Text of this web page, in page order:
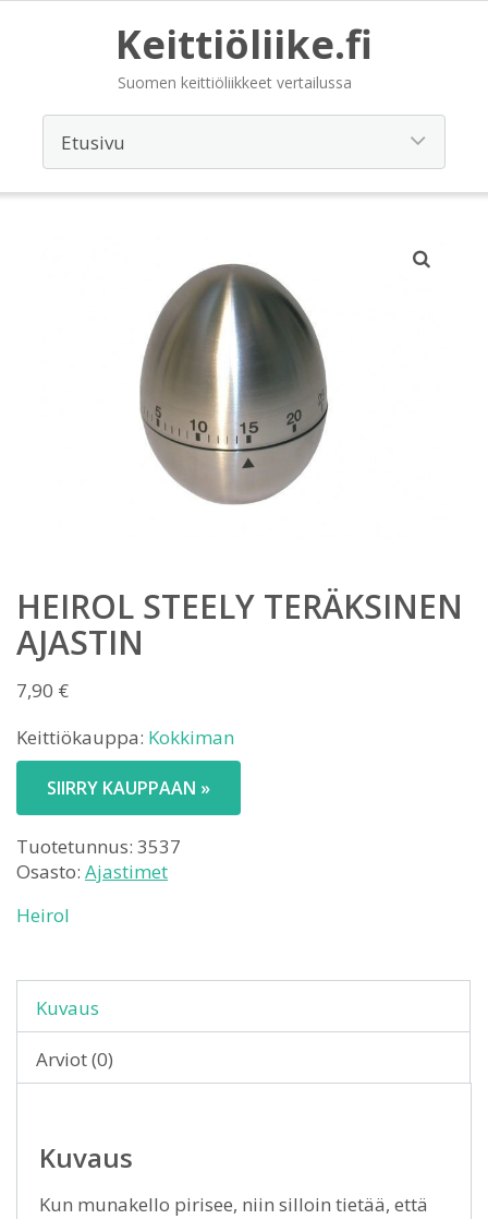
Keittiöliike.fi
Suomen keittiöliikkeet vertailussa
HEIROL STEELY TERÄKSINEN
AJASTIN
7,90 €
Keittiökauppa: Kokkiman
SIIRRY KAUPPAAN »
Tuotetunnus: 3537
Osasto: Ajastimet
Heirol
Kuvaus
Arviot (0)
Kuvaus
Kun munakello pirisee, niin silloin tietää, että